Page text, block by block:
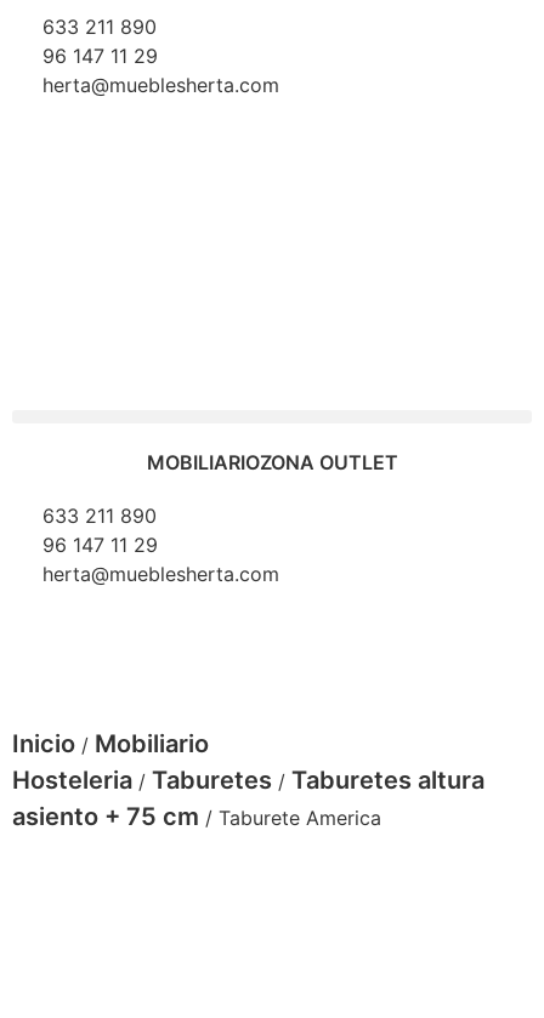
633 211 890
96 147 11 29
herta@mueblesherta.com
MOBILIARIOZONA OUTLET
633 211 890
96 147 11 29
herta@mueblesherta.com
Inicio / Mobiliario
Hosteleria / Taburetes / Taburetes altura
asiento + 75 cm / Taburete America